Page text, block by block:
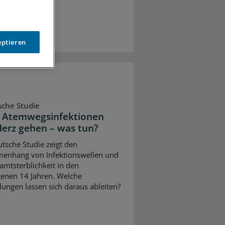
Studie
Atemwegsinfektionen
gehen – was tun?
Studie zeigt den
von Infektionswellen und
in den
14 Jahren. Welche
lassen sich daraus ableiten?